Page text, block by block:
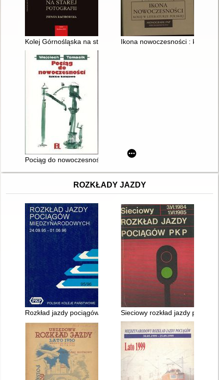
Kolej Górnośląska na starej fotografii : Ziemia Raciborska
Ikona nowoczesności : kolej w
Pociąg do nowoczesności : szkice kolejowe
ROZKŁADY JAZDY
Rozkład jazdy pociągów międzynarodowych 24.09.1995 -
Sieciowy rozkład jazdy